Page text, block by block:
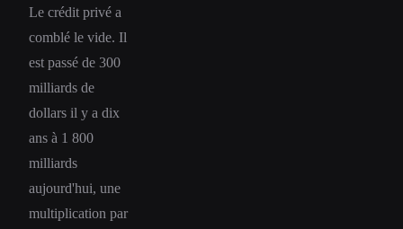
Le crédit privé a
comblé le vide. Il
est passé de 300
milliards de
dollars il y a dix
ans à 1 800
milliards
aujourd'hui, une
multiplication par